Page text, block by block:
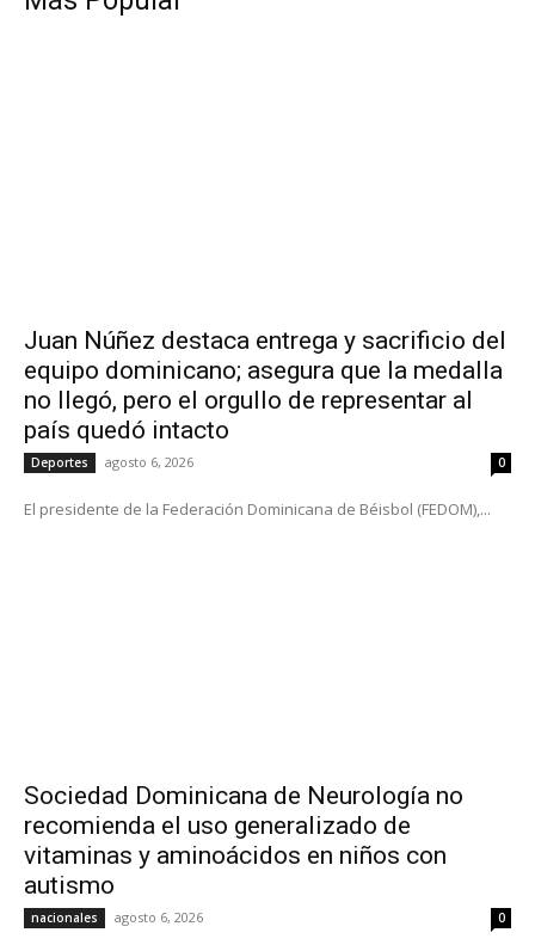
Juan Núñez destaca entrega y sacrificio del
equipo dominicano; asegura que la medalla
no llegó, pero el orgullo de representar al
país quedó intacto
Deportes agosto 6, 2026 0
El presidente de la Federación Dominicana de Béisbol (FEDOM),...
Sociedad Dominicana de Neurología no
recomienda el uso generalizado de
vitaminas y aminoácidos en niños con
autismo
nacionales agosto 6, 2026 0